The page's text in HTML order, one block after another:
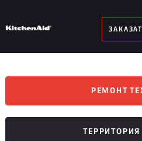
РЕМОНТ
ТЕРРИТОРИЯ